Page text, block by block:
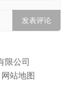
限公司
网站地图